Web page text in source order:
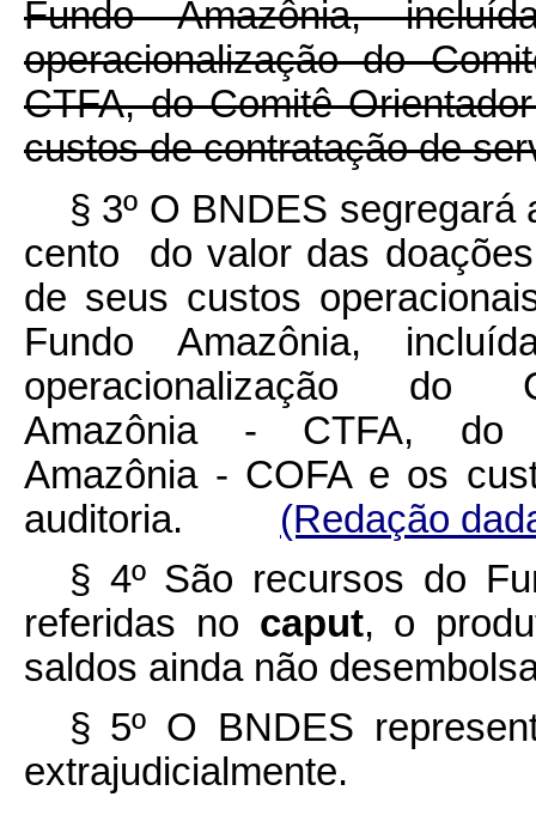
Fundo Amazônia,
operacionalização do
CTFA, do Comitê
custos de contratação de
§ 3º O BNDES
cento do valor das
de seus custos
Fundo Amazônia,
operacionalização
Amazônia - CTFA, do
Amazônia - COFA e os
auditoria. (Redação
§ 4º São recursos do
referidas no caput, o
saldos ainda não
§ 5º O BNDES
extrajudicialmente.